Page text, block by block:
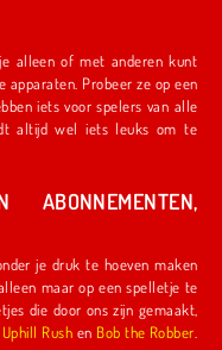
kunt
apparaten. Probeer ze op een
om te
ABONNEMENTEN,
druk te hoeven maken
maar op een spelletje te
Uphill Rush en Bob the Robber